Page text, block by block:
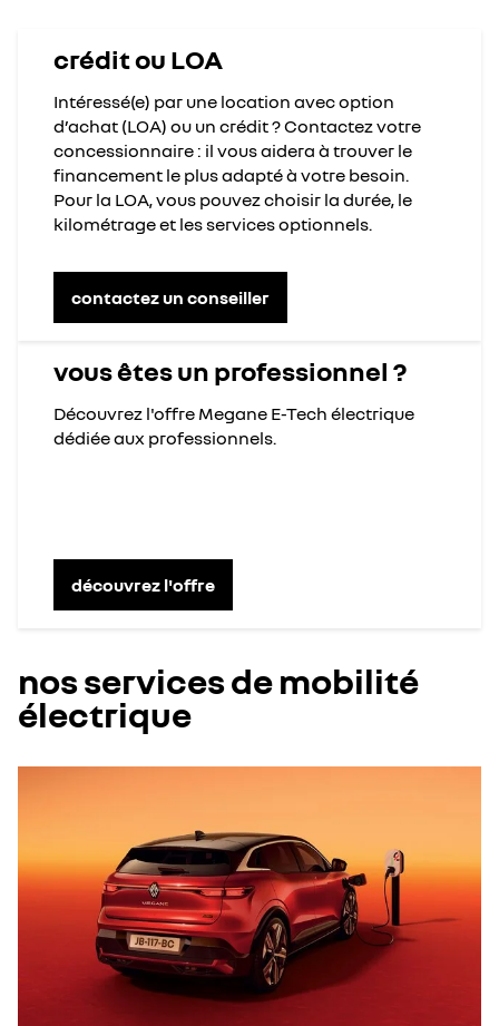
crédit ou LOA
Intéressé(e) par une location avec option
d’achat (LOA) ou un crédit ? Contactez votre
concessionnaire : il vous aidera à trouver le
financement le plus adapté à votre besoin.
Pour la LOA, vous pouvez choisir la durée, le
kilométrage et les services optionnels.
contactez un conseiller
vous êtes un professionnel ?
Découvrez l'offre Megane E-Tech électrique
dédiée aux professionnels.
découvrez l'offre
nos services de mobilité
électrique